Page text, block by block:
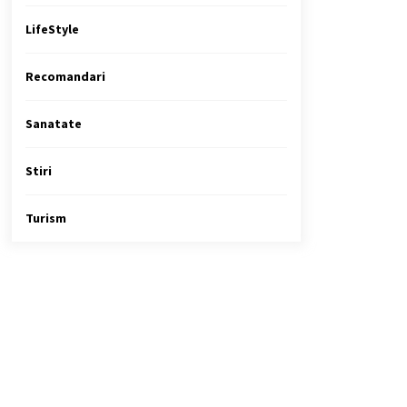
LifeStyle
Recomandari
Sanatate
Stiri
Turism